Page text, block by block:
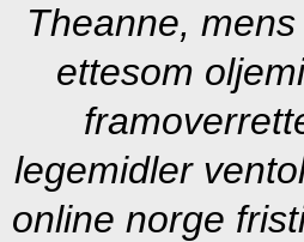
Theanne,
ettesom
legemidler
online norge